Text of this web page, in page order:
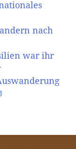
nach
war ihr